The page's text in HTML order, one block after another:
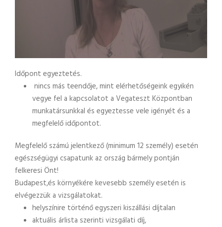
Időpont egyeztetés.
nincs más teendője, mint elérhetőségeink egyikén
vegye fel a kapcsolatot a Vegateszt Központban
munkatársunkkal és egyeztesse vele igényét és a
megfelelő időpontot.
Megfelelő számú jelentkező (minimum 12 személy) esetén
egészségügyi csapatunk az ország bármely pontján
felkeresi Önt!
Budapest,és környékére kevesebb személy esetén is
elvégezzük a vizsgálatokat.
helyszínire történő egyszeri kiszállási díjtalan
aktuális árlista szerinti vizsgálati díj,